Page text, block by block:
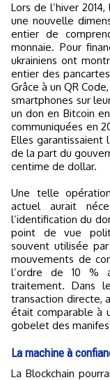
Lors de l’hiver 2014, les événements en Ukraine ont apporté
une nouvelle
entier de
monnaie. Pour
ukrainiens ont
entier des
Grâce à un QR
smartphones sur
un don en Bitcoin
communiquées en
Elles garantissaient
de la part du
centime de dollar.
Une telle
actuel aurait
l’identification du
point de vue
souvent utilisée
mouvements de
l’ordre de 10 %
traitement. Dans
transaction directe,
était comparable à
gobelet des
La machine à
La Blockchain pourrait impacter le pouvoir centralisé exercé